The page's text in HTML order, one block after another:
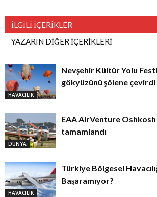
İLGİLİ İÇERİKLER
YAZARIN DİĞER İÇERİKLERİ
HAVACILIK
Nevşehir Kültür Yolu
gökyüzünü şölene çevirdi
DÜNYA
EAA AirVenture
tamamlandı
HAVACILIK
Türkiye Bölgesel
Başaramıyor?